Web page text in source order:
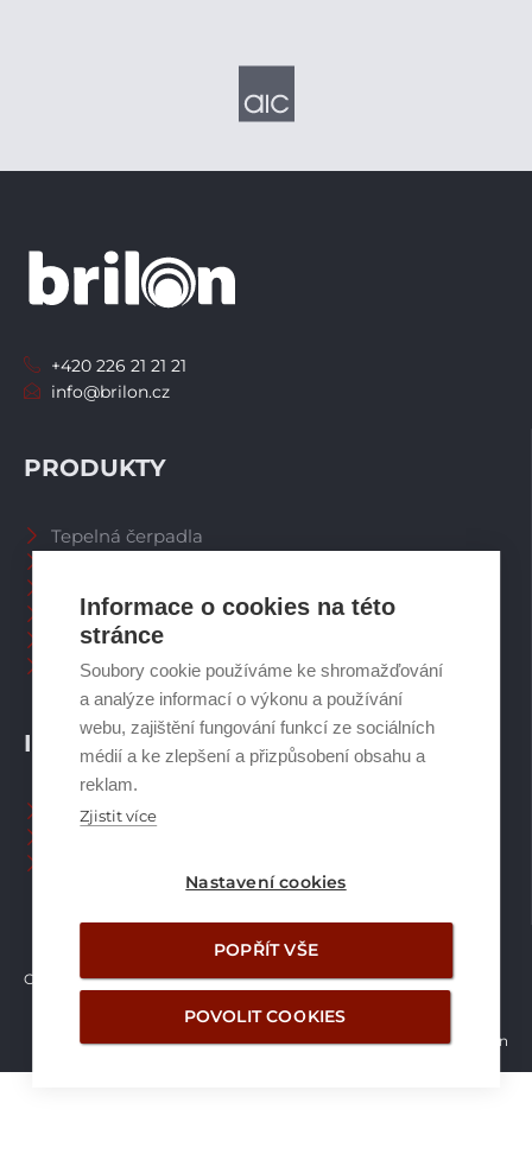
Informace o cookies na této
stránce
Soubory cookie používáme ke shromažďování
a analýze informací o výkonu a používání
webu, zajištění fungování funkcí ze sociálních
médií a ke zlepšení a přizpůsobení obsahu a
reklam.
Zjistit více
Nastavení cookies
POPŘÍT VŠE
POVOLIT COOKIES
INFORMACE
Naši pracovníci CZ
PRODUKTY
Tepelná čerpadla
Spalinové systémy
Plynové kotle
Ostatní příslušenství
+420 226 21 21 21
info@brilon.cz
Copyright © Brilon a.s. 2026
Vytvořilo studio Žalud Design